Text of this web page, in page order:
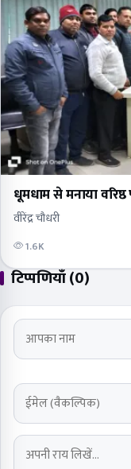
धूमधाम से मनाया
वीरेंद्र चौधरी
1.6K
टिप्पणियाँ (0)